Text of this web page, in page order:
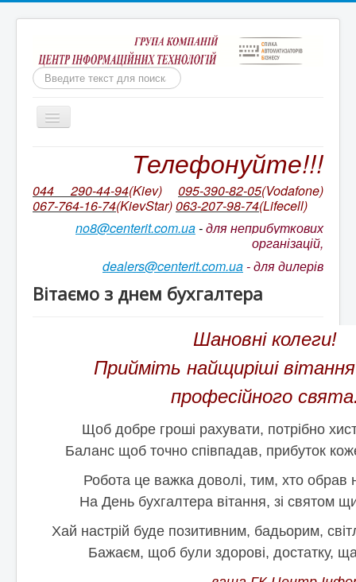
Пошук
Включить/
выключить
Бухгалтерія для неприбуткових організацій
Бухгалтерський облік КОРП для неприбуткових
організацій України
Оновлення БАС НПО. Відео на YouTube
Супровід неприбуткової конфігурації
Business automation software for accounting. PROF
Відповіді на деякі питання, стосовно Облікових
систем BAS
Безоплатна допомога в бухгалтеії для НПО.
Відео на YouTube
ПИТАННЯ ТА ВІДПОВІДІ "Кадровий облік,
нарахування та виплата зарплати для НПО "
Телефонуйте!!!
044 290-44-94(Kiev) 095-390-82-05(Vodafone)
067-764-16-74(KievStar)063-207-98-74(Lifecell)
no8@centerit.com.ua-для неприбуткових
організацій,
dealers@centerit.com.ua-для дилерів
Вітаємо з днем бухгалтера
Шановні колеги!
Прийміть найщиріші
професійного
Щоб добре гроші рахувати, потрібно
Баланс щоб точно співпадав, прибуток
Робота це важка доволі, тим, хто обрав
На День бухгалтера вітання, зі святом
Хай настрій буде позитивним, бадьорим,
Бажаєм, щоб були здорові, достатку,